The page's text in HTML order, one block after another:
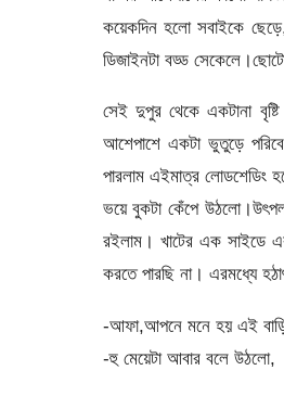
কয়েকদিন হলো সবাইকে
ডিজাইনটা বড্ড
সেই দুপুর থেকে একটানা
আশেপাশে একটা ভুতুড়ে
পারলাম এইমাত্র লোডশেডিং
ভয়ে বুকটা কেঁপে
রইলাম। খাটের এক সাইডে
করতে পারছি না। এরমধ্যে
-আফা,আপনে মনে হয় এই
-হু মেয়েটা আবার বলে উঠলো,